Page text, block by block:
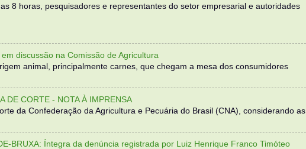
8 horas, pesquisadores e representantes do setor empresarial e autoridades
discussão na Comissão de Agricultura
animal, principalmente carnes, que chegam a mesa dos consumidores
DE CORTE - NOTA À IMPRENSA
da Confederação da Agricultura e Pecuária do Brasil (CNA), considerando as
BRUXA: Íntegra da denúncia registrada por Luiz Henrique Franco Timóteo